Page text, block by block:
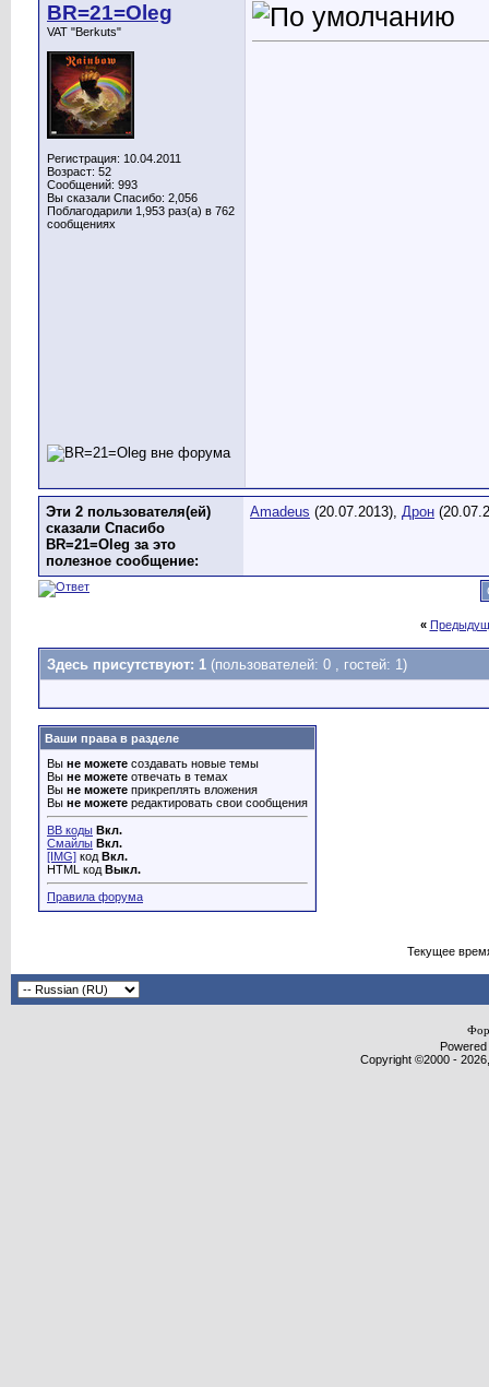
BR=21=Oleg
VAT "Berkuts"
Регистрация: 10.04.2011
Возраст: 52
Сообщений: 993
Вы сказали Спасибо: 2,056
Поблагодарили 1,953 раз(а) в 762
сообщениях
Эти 2 пользователя(ей)
сказали Спасибо
BR=21=Oleg за это
полезное сообщение:
Amadeus (20.07.2013), Дрон
«
Здесь присутствуют: 1 (пользователей: 0 , гостей: 1)
Ваши права в разделе
Вы не можете создавать новые темы
Вы не можете отвечать в темах
Вы не можете прикреплять вложения
Вы не можете редактировать свои сообщения
BB коды Вкл.
Смайлы Вкл.
[IMG] код Вкл.
HTML код Выкл.
Правила форума
Текущее
Copyright ©2000 -